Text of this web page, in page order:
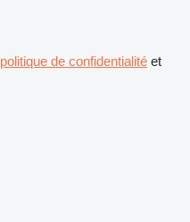
politique de confidentialité et